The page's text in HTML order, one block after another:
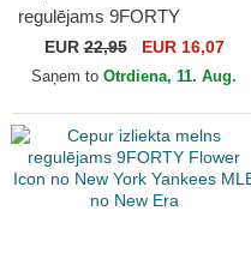
regulējams 9FORTY
Flawless no New York
Yankees MLB no New Era
EUR22,95 EUR 16,07
Saņem to Otrdiena, 11. Aug.